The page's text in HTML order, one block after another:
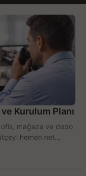
Kurulum Planı
mağaza ve depo
hemen net